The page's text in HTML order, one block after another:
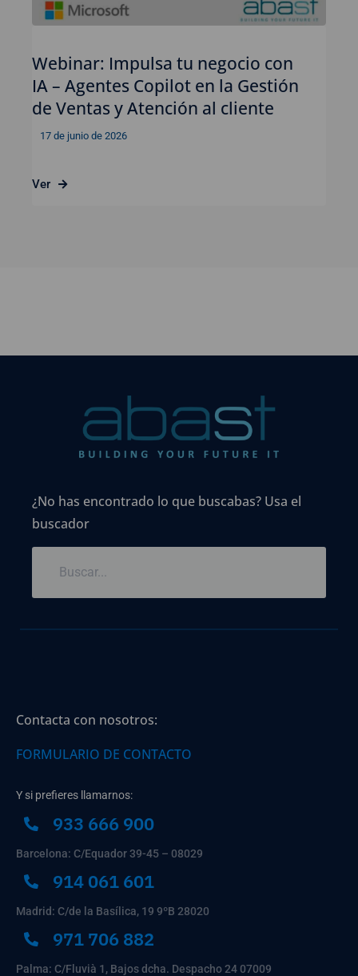
Webinar: Impulsa tu negocio con
IA – Agentes Copilot en la Gestión
de Ventas y Atención al cliente
17 de junio de 2026
Ver
¿No has encontrado lo que buscabas? Usa el
buscador
Contacta con nosotros:
FORMULARIO DE CONTACTO
Y si prefieres llamarnos:
933 666 900
Barcelona: C/Equador 39-45 – 08029
914 061 601
Madrid: C/de la Basílica, 19 9ºB 28020
971 706 882
Palma: C/Fluvià 1, Bajos dcha. Despacho 24 07009